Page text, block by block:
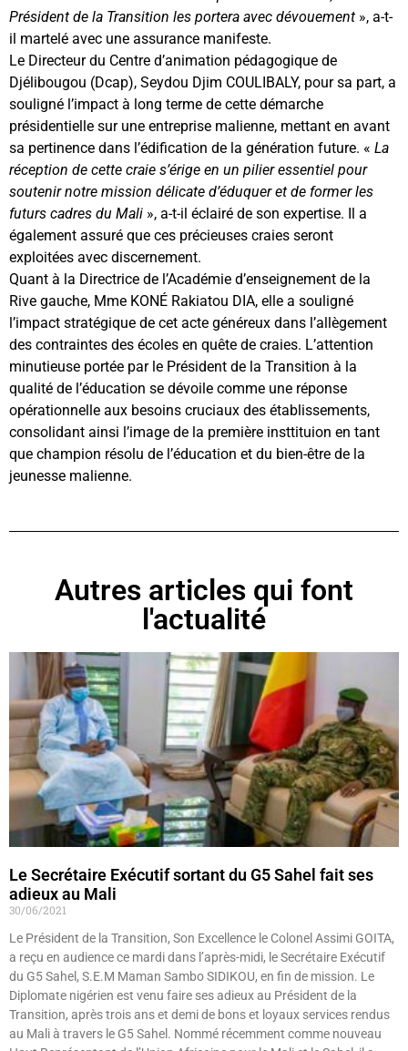
Président de la Transition les portera avec dévouement », a-t-
il martelé avec une assurance manifeste.
Le Directeur du Centre d’animation pédagogique de
Djélibougou (Dcap), Seydou Djim COULIBALY, pour sa part, a
souligné l’impact à long terme de cette démarche
présidentielle sur une entreprise malienne, mettant en avant
sa pertinence dans l’édification de la génération future. « La
réception de cette craie s’érige en un pilier essentiel pour
soutenir notre mission délicate d’éduquer et de former les
futurs cadres du Mali », a-t-il éclairé de son expertise. Il a
également assuré que ces précieuses craies seront
exploitées avec discernement.
Quant à la Directrice de l’Académie d’enseignement de la
Rive gauche, Mme KONÉ Rakiatou DIA, elle a souligné
l’impact stratégique de cet acte généreux dans l’allègement
des contraintes des écoles en quête de craies. L’attention
minutieuse portée par le Président de la Transition à la
qualité de l’éducation se dévoile comme une réponse
opérationnelle aux besoins cruciaux des établissements,
consolidant ainsi l’image de la première insttituion en tant
que champion résolu de l’éducation et du bien-être de la
jeunesse malienne.
Autres articles qui font
l'actualité
Le Secrétaire Exécutif sortant du G5 Sahel fait ses
adieux au Mali
30/06/2021
Le Président de la Transition, Son Excellence le Colonel Assimi GOITA,
a reçu en audience ce mardi dans l’après-midi, le Secrétaire Exécutif
du G5 Sahel, S.E.M Maman Sambo SIDIKOU, en fin de mission. Le
Diplomate nigérien est venu faire ses adieux au Président de la
Transition, après trois ans et demi de bons et loyaux services rendus
au Mali à travers le G5 Sahel. Nommé récemment comme nouveau